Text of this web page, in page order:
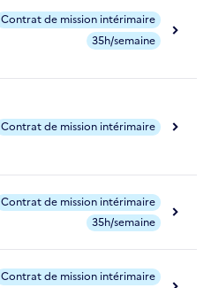
Contrat de mission intérimaire
35h/semaine
Contrat de mission intérimaire
Contrat de mission intérimaire
35h/semaine
Contrat de mission intérimaire